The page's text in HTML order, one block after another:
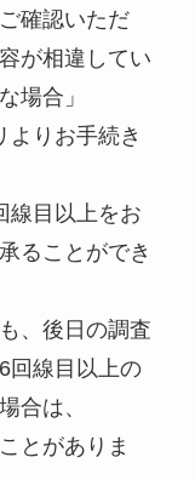
確認いただ
が相違してい
場合」
よりお手続き
線目以上をお
ることができ
、後日の調査
回線目以上の
合は、
とがありま